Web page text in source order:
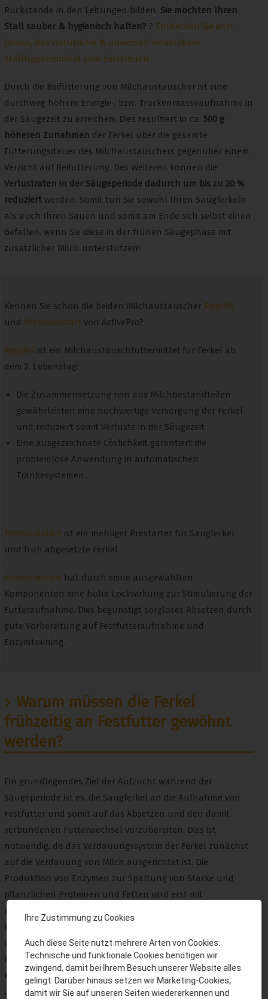
Rückstände in den Leitungen bilden. Sie möchten Ihren
Stall sauber & hygienisch halten? ? Entdecken Sie jetzt
Desan, das natürliche & universell einsetzbare
Stallhygienemittel zum Einstreuen.
Durch die Beifütterung von Milchaustauscher ist eine
durchweg höhere Energie-, bzw. Trockenmasseaufnahme in
der Säugezeit zu erreichen. Dies resultiert in ca. 500 g
höheren Zunahmen der Ferkel über die gesamte
Fütterungsdauer des Milchaustauschers gegenüber einem
Verzicht auf Beifütterung. Des Weiteren können die
Verlustraten in der Säugeperiode dadurch um bis zu 20 %
reduziertwerden. Somit tun Sie sowohl Ihren Saugferkeln
als auch Ihren Sauen und somit am Ende sich selbst einen
Gefallen, wenn Sie diese in der frühen Säugephase mit
zusätzlicher Milch unterstützen!
Kennen Sie schon die beiden Milchaustauscher PiggiMil
und Premiumstart von ActivePro?
PiggiMil ist ein Milchaustauschfuttermittel für Ferkel ab
dem 2. Lebenstag:
Die Zusammensetzung rein aus Milchbestandteilen
gewährleisten eine hochwertige Versorgung der Ferkel
und reduziert somit Verluste in der Säugezeit
Eine ausgezeichnete Löslichkeit garantiert die
problemlose Anwendung in automatischen
Tränkesystemen.
Premiumstart ist ein mehliger Prestarter für Saugferkel
und früh abgesetzte Ferkel
Premiumstart hat durch seine ausgewählten
Komponenten eine hohe Lockwirkung zur Stimulierung der
Futteraufnahme. Dies begünstigt sorgloses Absetzen durch
gute Vorbereitung auf Festfutteraufnahme und
Enzymtraining.
Warum müssen die Ferkel
frühzeitig an Festfutter gewöhnt
werden?
Ein grundlegendes Ziel der Aufzucht während der
Säugeperiode ist es, die Saugferkel an die Aufnahme von
Festfutter und somit auf das Absetzen und den damit
verbundenen Futterwechsel vorzubereiten. Dies ist
notwendig, da das Verdauungssystem der Ferkel zunächst
auf die Verdauung von Milch ausgerichtet ist. Die
Produktion von Enzymen zur Spaltung von Stärke und
pflanzlichen Proteinen und Fetten wird erst mit
zunehmendem Alter und Gewöhnung der Tiere an diese
Futtermittel gesteigert (siehe Abbildung 1). Gleiches gilt für
die Produktion der Magensäure, welche für die
Proteinverdauung essenziell ist. Das heißt,die Saugferkel
müssen während das Verdauen von pflanzlicher Nahrung
„lernen“.Dabei wird die Enzymproduktion von der frühen
Ihre Zustimmung zu Cookies
Auch diese Seite nutzt mehrere Arten von Cookies:
Technische und funktionale Cookies benötigen wir
zwingend, damit bei Ihrem Besuch unserer Website alles
gelingt. Darüber hinaus setzen wir Marketing-Cookies,
damit wir Sie auf unseren Seiten wiedererkennen und